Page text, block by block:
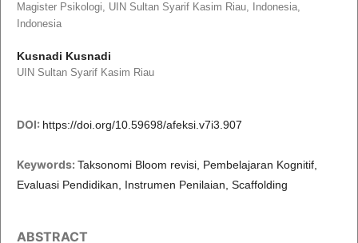
Magister Psikologi, UIN Sultan Syarif Kasim Riau, Indonesia,
Indonesia
Kusnadi Kusnadi
UIN Sultan Syarif Kasim Riau
DOI: https://doi.org/10.59698/afeksi.v7i3.907
Keywords: Taksonomi Bloom revisi, Pembelajaran Kognitif,
Evaluasi Pendidikan, Instrumen Penilaian, Scaffolding
ABSTRACT